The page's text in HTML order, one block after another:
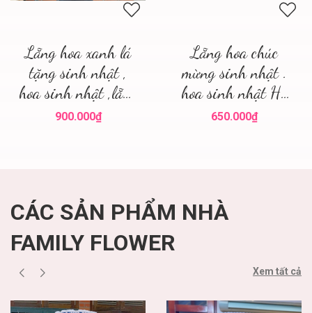
Lẵng hoa xanh lá
tặng sinh nhật ,
hoa sinh nhật ,lẵng
hoa đẹp
900.000₫
Lẵng hoa chúc
mừng sinh nhật .
hoa sinh nhật Hà
Nội
650.000₫
CÁC SẢN PHẨM NHÀ
FAMILY FLOWER
Xem tất cả